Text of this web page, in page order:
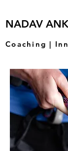
NADAV
Coaching |